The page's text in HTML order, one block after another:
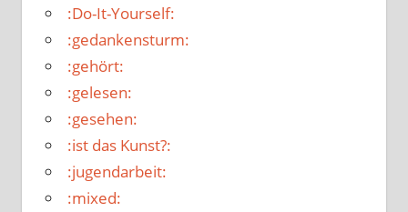
:Do-It-Yourself:
:gedankensturm:
:gehört:
:gelesen:
:gesehen:
:ist das Kunst?:
:jugendarbeit:
:mixed: